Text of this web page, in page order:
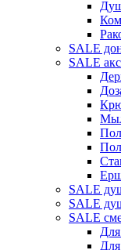
SALE
SALE
SALE
SALE
SALE